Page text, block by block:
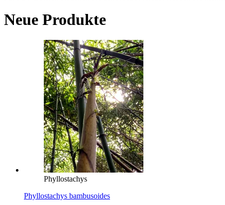
Neue Produkte
Phyllostachys
Phyllostachys bambusoides